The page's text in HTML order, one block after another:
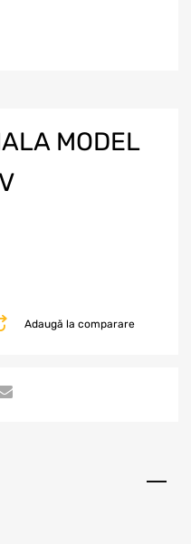
MODEL
Adaugă la comparare